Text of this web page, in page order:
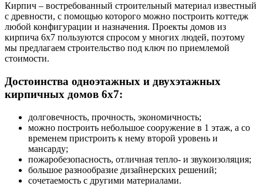
Кирпич – востребованный строительный материал известный
с древности, с помощью которого можно построить коттедж
любой конфигурации и назначения. Проекты домов из
кирпича 6х7 пользуются спросом у многих людей, поэтому
мы предлагаем строительство под ключ по приемлемой
стоимости.
Достоинства одноэтажных и двухэтажных
кирпичных домов 6х7:
долговечность, прочность, экономичность;
можно построить небольшое сооружение в 1 этаж, а со
временем пристроить к нему второй уровень и
мансарду;
пожаробезопасность, отличная тепло- и звукоизоляция;
большое разнообразие дизайнерских решений;
сочетаемость с другими материалами.